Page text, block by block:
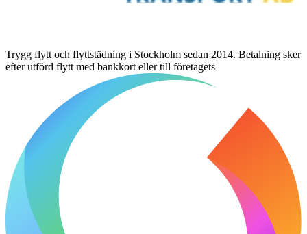
Trygg flytt och flyttstädning i Stockholm sedan 2014. Betalning sker
efter utförd flytt med bankkort eller till företagets